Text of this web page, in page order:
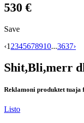
530 €
Save
‹1 2345678910...3637›
Shit,Bli,merr
Reklamoni produktet tuaja
Listo